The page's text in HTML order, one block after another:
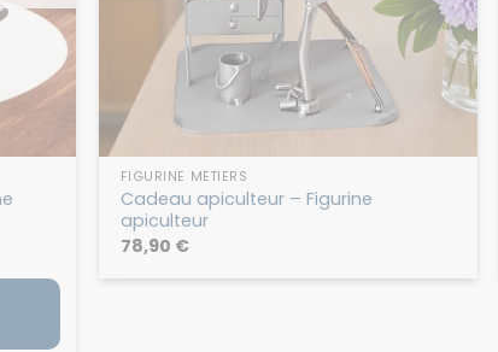
FIGURINE MÉTIERS
Cadeau apiculteur – Figurine
apiculteur
78,90 €